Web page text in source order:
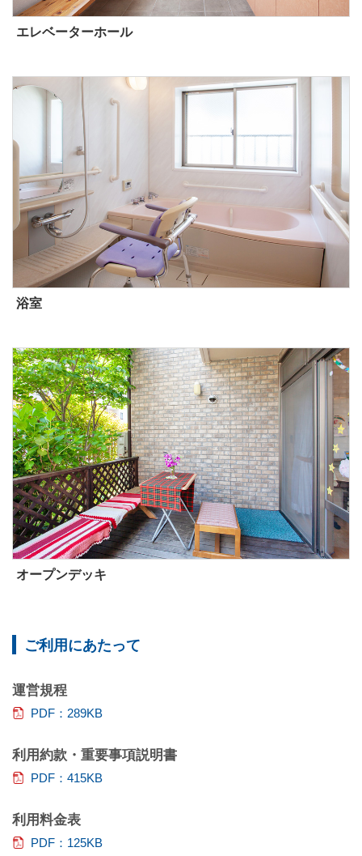
エレベーターホール
浴室
オープンデッキ
ご利用にあたって
運営規程
PDF：289KB
利用約款・重要事項説明書
PDF：415KB
利用料金表
PDF：125KB